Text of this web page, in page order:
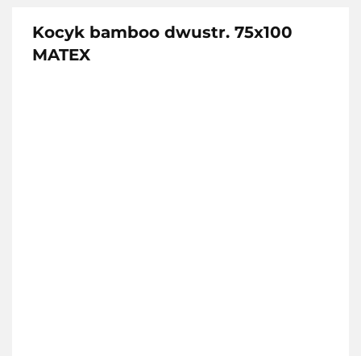
Kocyk bamboo dwustr. 75x100
MATEX